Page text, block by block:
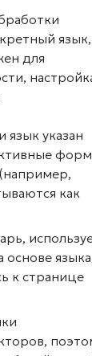
язык,
для
язык указан
как
языка
к странице